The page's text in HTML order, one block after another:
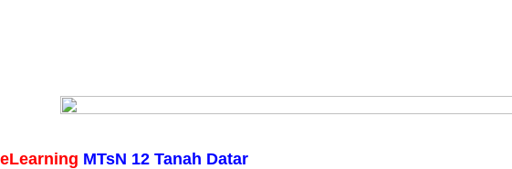
eLearning MTsN 12 Tanah Datar